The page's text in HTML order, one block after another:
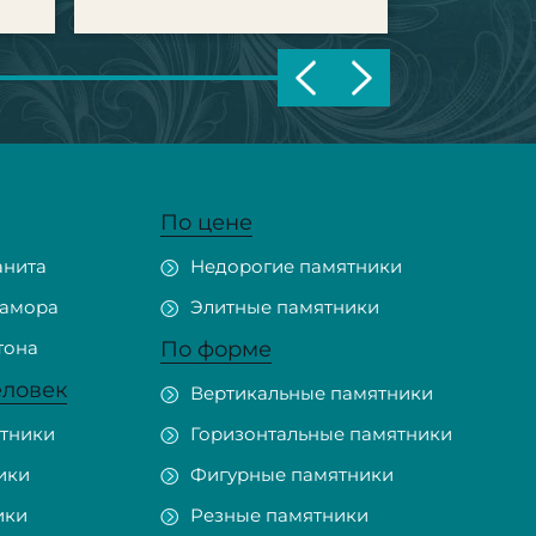
По цене
Недорогие памятники
Элитные памятники
По форме
Вертикальные памятники
Горизонтальные памятники
Фигурные памятники
Резные памятники